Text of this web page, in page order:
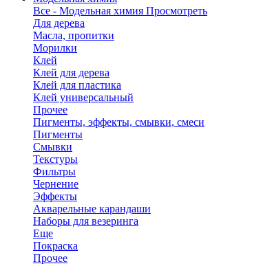
Все - Модельная химия Просмотреть
Для дерева
Масла, пропитки
Морилки
Клей
Клей для дерева
Клей для пластика
Клей универсальный
Прочее
Пигменты, эффекты, смывки, смеси
Пигменты
Смывки
Текстуры
Фильтры
Чернение
Эффекты
Акварельные карандаши
Наборы для везеринга
Еще
Покраска
Прочее